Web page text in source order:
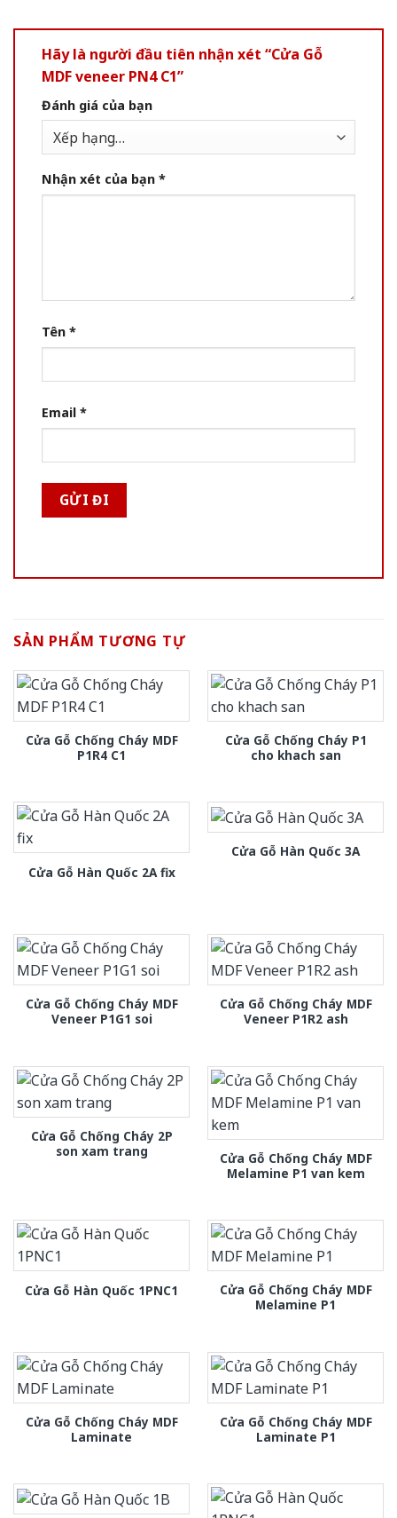
Hãy là người đầu tiên nhận xét “Cửa Gỗ
MDF veneer PN4 C1”
Đánh giá của bạn
Nhận xét của bạn *
Tên *
Email *
SẢN PHẨM TƯƠNG TỰ
Cửa Gỗ Chống Cháy MDF
P1R4 C1
Cửa Gỗ Chống Cháy P1
cho khach san
Cửa Gỗ Hàn Quốc 2A fix
Cửa Gỗ Hàn Quốc 3A
Cửa Gỗ Chống Cháy MDF
Veneer P1G1 soi
Cửa Gỗ Chống Cháy MDF
Veneer P1R2 ash
Cửa Gỗ Chống Cháy 2P
son xam trang
Cửa Gỗ Chống Cháy MDF
Melamine P1 van kem
Cửa Gỗ Hàn Quốc 1PNC1
Cửa Gỗ Chống Cháy MDF
Melamine P1
Cửa Gỗ Chống Cháy MDF
Laminate
Cửa Gỗ Chống Cháy MDF
Laminate P1